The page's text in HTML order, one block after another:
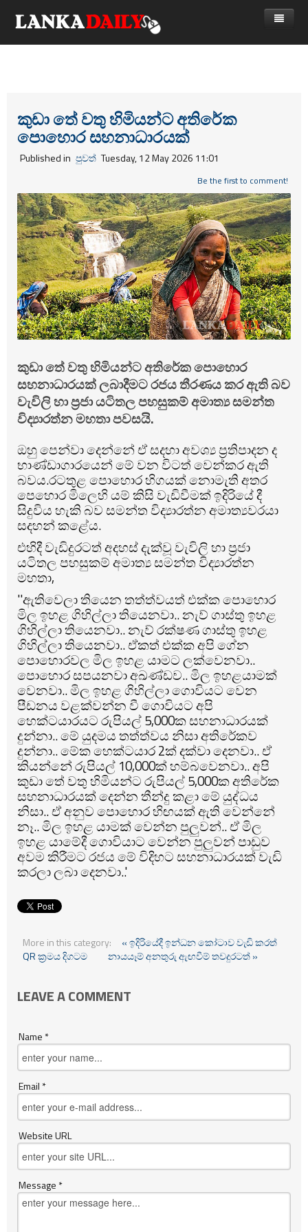
කුඩා තේ වතු හිමියන්ට අතිරේක
පොහොර සහනාධාරයක්
Published in පුවත් Tuesday, 12 May 2026 11:01
Be the first to comment!
කුඩා තේ වතු හිමියන්ට අතිරේක පොහොර
සහනාධාරයක් ලබාදීමට රජය තීරණය කර ඇති බව
වැවිලි හා ප්‍රජා යටිතල පහසුකම් අමාත්‍ය සමන්ත
විද්‍යාරත්න මහතා පවසයි.
ඔහු පෙන්වා දෙන්නේ ඒ සදහා අවශ්‍ය ප්‍රතිපාදන ද
භාණ්ඩාගාරයෙන් මේ වන විටත් වෙන්කර ඇති
බවය.රටතුළ පොහොර හිගයක් නොමැති අතර
පෙහොර මිලෙහි යම් කිසි වැඩිවීමක් ඉදිරියේ දී
සිදුවිය හැකි බව සමන්ත විද්‍යාරත්න අමාත්‍යවරයා
සදහන් කළේය.
එහිදී වැඩිදුරටත් අදහස් දැක්වූ වැවිලි හා ප්‍රජා
යටිතල පහසුකම් අමාත්‍ය සමන්ත විද්‍යාරත්න
මහතා,
''ඇතිවෙලා තියෙන තත්ත්වයත් එක්ක පොහොර
මිල ඉහළ ගිහිල්ලා තියෙනවා.. නැව් ගාස්තු ඉහළ
ගිහිල්ලා තියෙනවා.. නැව් රක්ෂණ ගාස්තු ඉහළ
ගිහිල්ලා තියෙනවා.. ඒකත් එක්ක අපි ගේන
පොහොරවල මිල ඉහළ යාමට ලක්වෙනවා..
පොහොර සපයනවා අඛණ්ඩව.. මිල ඉහළයාමක්
වෙනවා.. මිල ඉහළ ගිහිල්ලා ගොවියට වෙන
පීඩනය වළක්වන්න වී ගොවියට අපි
හෙක්ටයාරයට රුපියල් 5,000ක සහනාධාරයක්
දුන්නා.. මේ යුදමය තත්ත්වය නිසා අතිරේකව
දුන්නා.. මේක හෙක්ටයාර 2ක් දක්වා දෙනවා.. ඒ
කියන්නේ රුපියල් 10,000ක් හම්බවෙනවා.. අපි
කුඩා තේ වතු හිමියන්ට රුපියල් 5,000ක අතිරේක
සහනාධාරයක් දෙන්න තීන්දු කළා මේ යුද්ධය
නිසා.. ඒ අනුව පොහොර හිඟයක් ඇති වෙන්නේ
නෑ.. මිල ඉහළ යාමක් වෙන්න පුලුවන්.. ඒ මිල
ඉහළ යාමේදී ගොවියාට වෙන්න පුලුවන් පාඩුව
අවම කිරීමට රජය මේ විදිහට සහනාධාරයක් වැඩි
කරලා ලබා දෙනවා..'
More in this category:
« ඉදිරියේදී ඉන්ධන කෝටාව වැඩි කරත්
QR ක්‍රමය දිගටම
නායයෑම් අනතුරු ඇඟවීම් තවදුරටත් »
LEAVE A COMMENT
Name *
Email *
Website URL
Message *
ක්‍රීඩා
කලා
කාලීන සංවාද
විශේෂාංග
Life
විඩියෝ ගැලරිය
විමසීම්
Advertise with us